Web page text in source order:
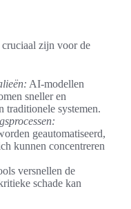
zijn voor de
AI-modellen
sneller en
traditionele systemen.
geautomatiseerd,
kunnen concentreren
versnellen de
schade kan